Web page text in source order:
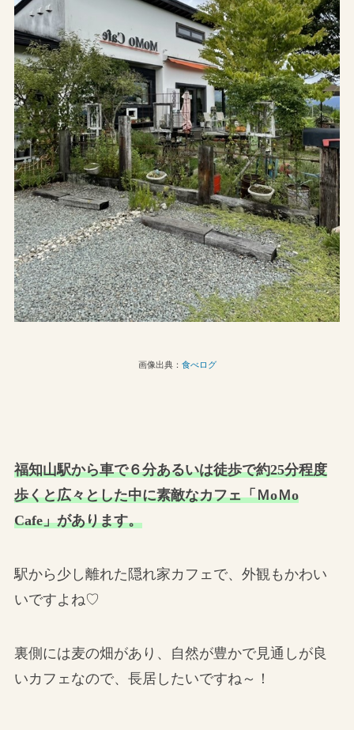
画像出典： 食べログ
福知山駅から車で６分あるいは徒歩で約25分程度
歩くと広々とした中に素敵なカフェ「ＭoＭo
Cafe」があります。
駅から少し離れた隠れ家カフェで、外観もかわい
いですよね♡
裏側には麦の畑があり、自然が豊かで見通しが良
いカフェなので、長居したいですね～！